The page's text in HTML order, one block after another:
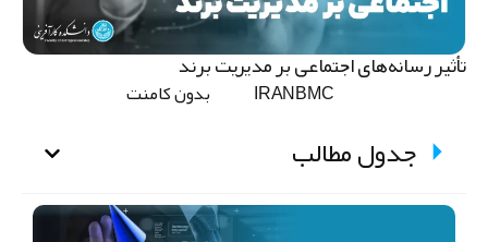
رسانه‌های اجتماعی بر مدیریت برند
IRANBMC بدون کامنت
جدول مطالب